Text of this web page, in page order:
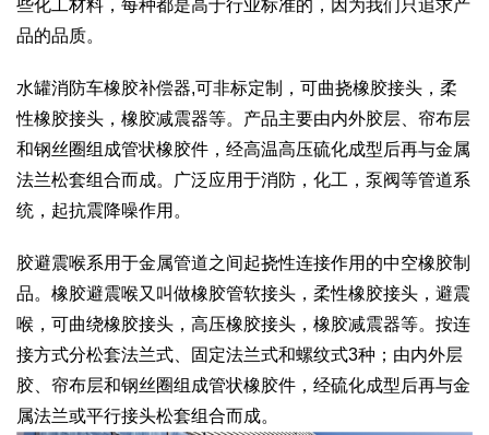
些化工材料，每种都是高于行业标准的，因为我们只追求产
品的品质。
水罐消防车橡胶补偿器,可非标定制，可曲挠橡胶接头，柔
性橡胶接头，橡胶减震器等。产品主要由内外胶层、帘布层
和钢丝圈组成管状橡胶件，经高温高压硫化成型后再与金属
法兰松套组合而成。广泛应用于消防，化工，泵阀等管道系
统，起抗震降噪作用。
胶避震喉系用于金属管道之间起挠性连接作用的中空橡胶制
品。橡胶避震喉又叫做橡胶管软接头，柔性橡胶接头，避震
喉，可曲绕橡胶接头，高压橡胶接头，橡胶减震器等。按连
接方式分松套法兰式、固定法兰式和螺纹式3种；由内外层
胶、帘布层和钢丝圈组成管状橡胶件，经硫化成型后再与金
属法兰或平行接头松套组合而成。